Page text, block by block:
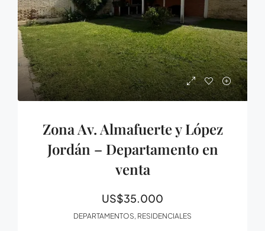
Zona Av. Almafuerte y López
Jordán – Departamento en
venta
US$35.000
DEPARTAMENTOS, RESIDENCIALES